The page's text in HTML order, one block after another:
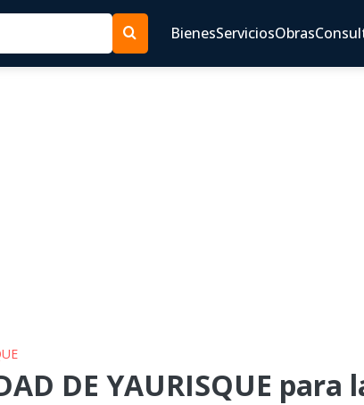
BienesServiciosObras
DE YAURISQUE para